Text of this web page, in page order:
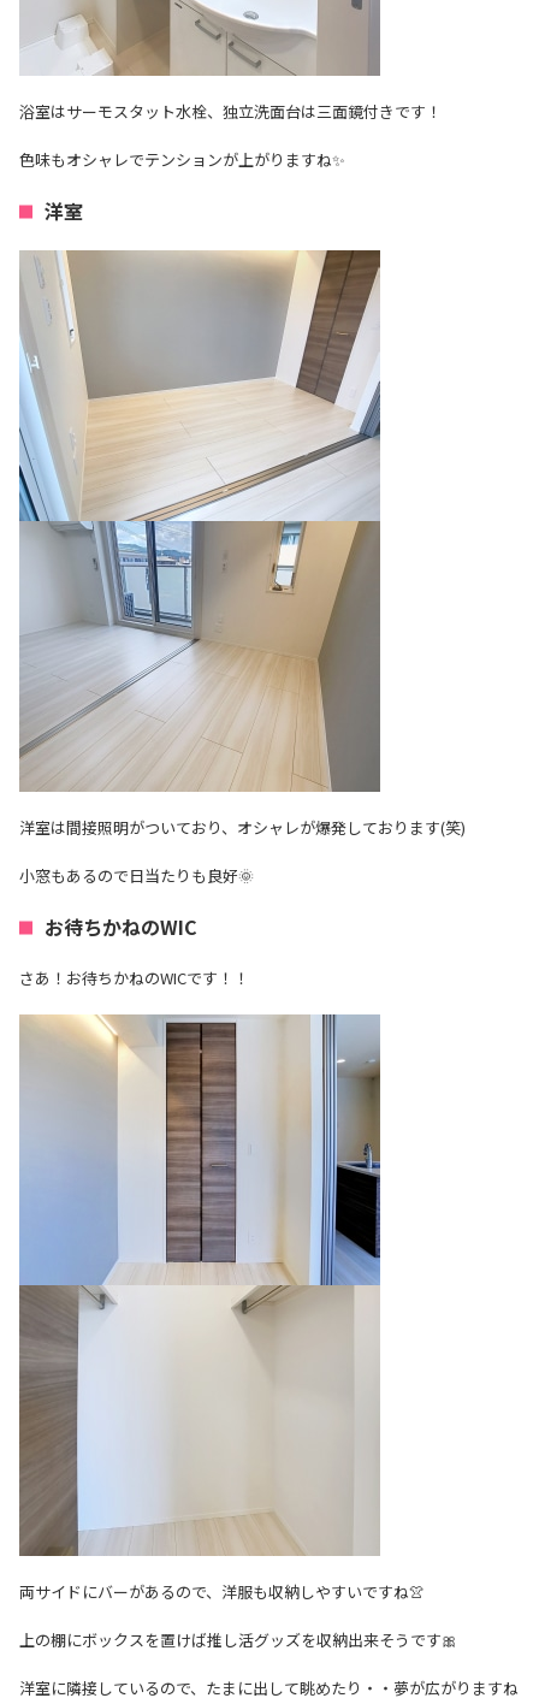
浴室はサーモスタット水栓、独立洗面台は三面鏡付きです！
色味もオシャレでテンションが上がりますね✨
洋室
洋室は間接照明がついており、オシャレが爆発しております(笑)
小窓もあるので日当たりも良好🌞
お待ちかねのWIC
さあ！お待ちかねのWICです！！
両サイドにバーがあるので、洋服も収納しやすいですね👚
上の棚にボックスを置けば推し活グッズを収納出来そうです🎀
洋室に隣接しているので、たまに出して眺めたり・・夢が広がりますね